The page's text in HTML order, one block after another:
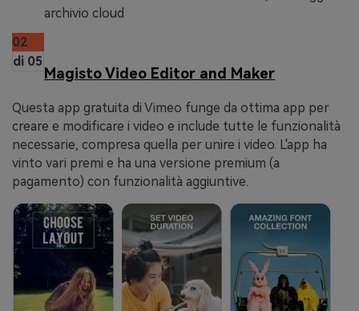
archivio cloud
02
di 05
Magisto Video Editor and Maker
Questa app gratuita di Vimeo funge da ottima app per
creare e modificare i video e include tutte le funzionalità
necessarie, compresa quella per unire i video. L'app ha
vinto vari premi e ha una versione premium (a
pagamento) con funzionalità aggiuntive.